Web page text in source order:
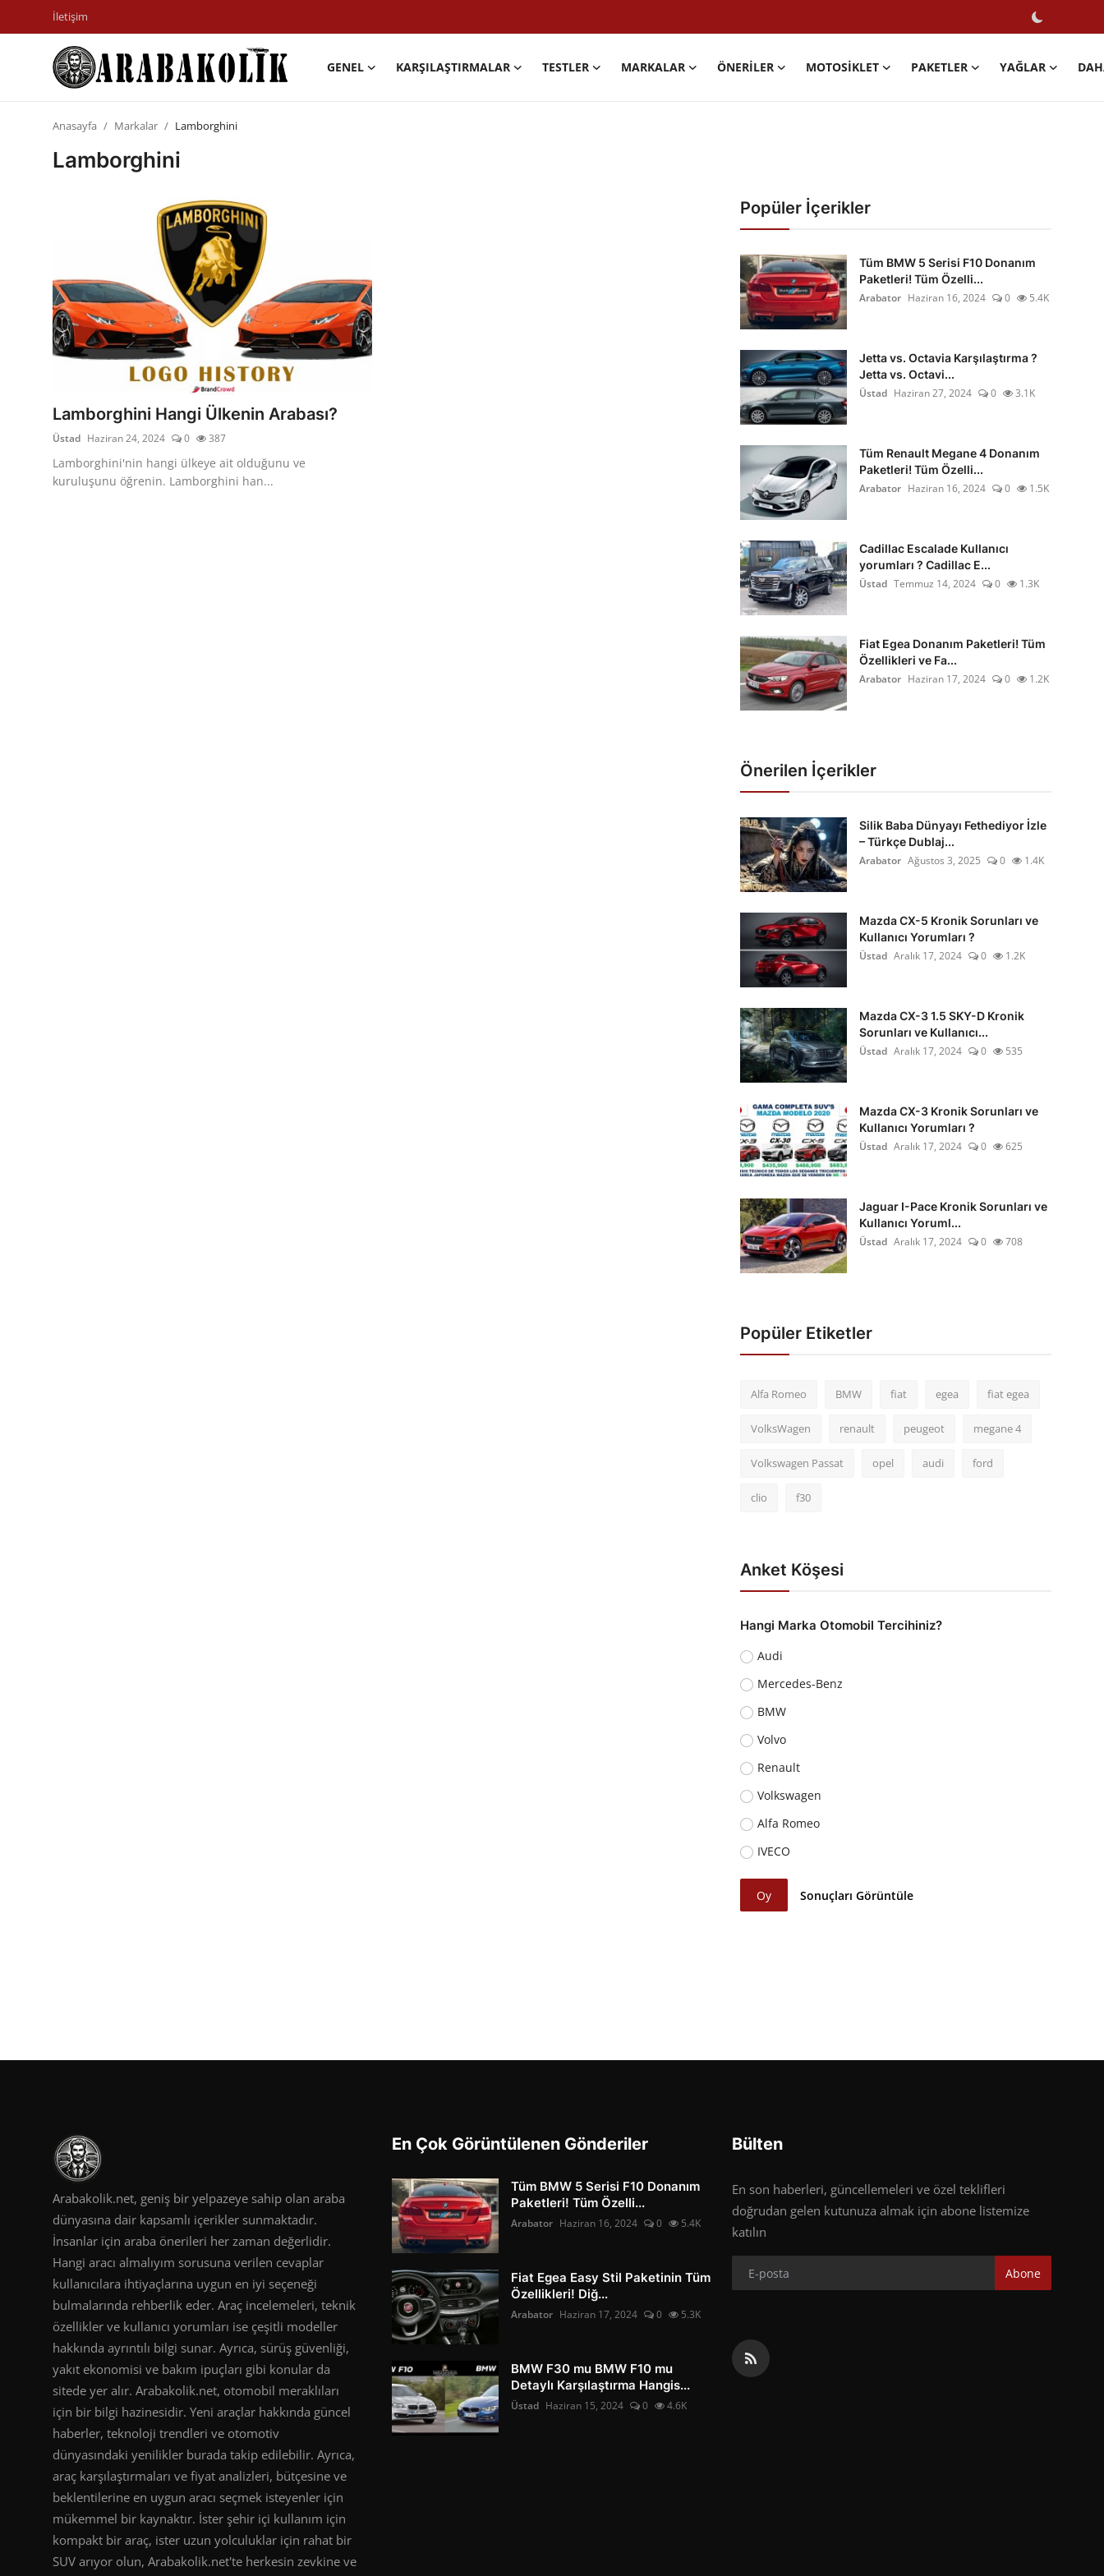
İletişim
GENEL KARŞILAŞTIRMALAR TESTLER MARKALAR ÖNERILER MOTOSIKLET PAKETLER YAĞLAR
Öneriler
Motosiklet
Paketler
Oto Bilgi
Anasayfa Markalar Lamborghini
Lamborghini
Lamborghini Hangi Ülkenin Arabası?
Üstad Haziran 24, 2024 0 387
Lamborghini'nin hangi ülkeye ait olduğunu ve
kuruluşunu öğrenin. Lamborghini han...
Popüler İçerikler
Tüm BMW 5 Serisi F10 Donanım
Paketleri! Tüm Özelli...
Arabator Haziran 16, 2024 0 5.4K
Jetta vs. Octavia Karşılaştırma ?
Jetta vs. Octavi...
Üstad Haziran 27, 2024 0 3.1K
Tüm Renault Megane 4 Donanım
Paketleri! Tüm Özelli...
Arabator Haziran 16, 2024 0 1.5K
Cadillac Escalade Kullanıcı
yorumları ? Cadillac E...
Üstad Temmuz 14, 2024 0 1.3K
Fiat Egea Donanım Paketleri! Tüm
Özellikleri ve Fa...
Arabator Haziran 17, 2024 0 1.2K
Önerilen İçerikler
Silik Baba Dünyayı Fethediyor İzle
– Türkçe Dublaj...
Arabator Ağustos 3, 2025 0 1.4K
Mazda CX-5 Kronik Sorunları ve
Kullanıcı Yorumları ?
Üstad Aralık 17, 2024 0 1.2K
Mazda CX-3 1.5 SKY-D Kronik
Sorunları ve Kullanıcı...
Üstad Aralık 17, 2024 0 535
Mazda CX-3 Kronik Sorunları ve
Kullanıcı Yorumları ?
Üstad Aralık 17, 2024 0 625
Jaguar I-Pace Kronik Sorunları ve
Kullanıcı Yoruml...
Üstad Aralık 17, 2024 0 708
Popüler Etiketler
Alfa Romeo BMW fiat egea fiat egea
VolksWagen renault peugeot megane 4
Volkswagen Passat opel audi ford
clio f30
Anket Köşesi
Hangi Marka Otomobil Tercihiniz?
Audi
Mercedes-Benz
BMW
Volvo
Renault
Volkswagen
Alfa Romeo
IVECO
Oy Sonuçları Görüntüle
Arabakolik.net, geniş bir yelpazeye sahip olan araba
dünyasına dair kapsamlı içerikler sunmaktadır.
İnsanlar için araba önerileri her zaman değerlidir.
Hangi aracı almalıyım sorusuna verilen cevaplar
kullanıcılara ihtiyaçlarına uygun en iyi seçeneği
bulmalarında rehberlik eder. Araç incelemeleri, teknik
özellikler ve kullanıcı yorumları ise çeşitli modeller
hakkında ayrıntılı bilgi sunar. Ayrıca, sürüş güvenliği,
yakıt ekonomisi ve bakım ipuçları gibi konular da
sitede yer alır. Arabakolik.net, otomobil meraklıları
için bir bilgi hazinesidir. Yeni araçlar hakkında güncel
haberler, teknoloji trendleri ve otomotiv
dünyasındaki yenilikler burada takip edilebilir. Ayrıca,
araç karşılaştırmaları ve fiyat analizleri, bütçesine ve
beklentilerine en uygun aracı seçmek isteyenler için
mükemmel bir kaynaktır. İster şehir içi kullanım için
kompakt bir araç, ister uzun yolculuklar için rahat bir
SUV arıyor olun, Arabakolik.net'te herkesin zevkine ve
En Çok Görüntülenen Gönderiler
Tüm BMW 5 Serisi F10 Donanım
Paketleri! Tüm Özelli...
Arabator Haziran 16, 2024 0 5.4K
Fiat Egea Easy Stil Paketinin Tüm
Özellikleri! Diğ...
Arabator Haziran 17, 2024 0 5.3K
BMW F30 mu BMW F10 mu
Detaylı Karşılaştırma Hangis...
Üstad Haziran 15, 2024 0 4.6K
Bülten
En son haberleri, güncellemeleri ve özel teklifleri
doğrudan gelen kutunuza almak için abone listemize
katılın
Abone